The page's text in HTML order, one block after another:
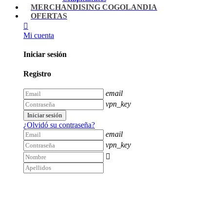
Cannabuds
Inciensos
MERCHANDISING COGOLANDIA
OFERTAS
Mi cuenta
Iniciar sesión
Registro
email
vpn_key
Iniciar sesión
¿Olvidó su contraseña?
email
vpn_key
